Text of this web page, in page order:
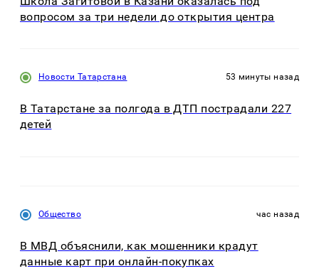
вопросом за три недели до открытия центра
Новости Татарстана 53 минуты назад
В Татарстане за полгода в ДТП пострадали 227
детей
Общество час назад
В МВД объяснили, как мошенники крадут
данные карт при онлайн-покупках